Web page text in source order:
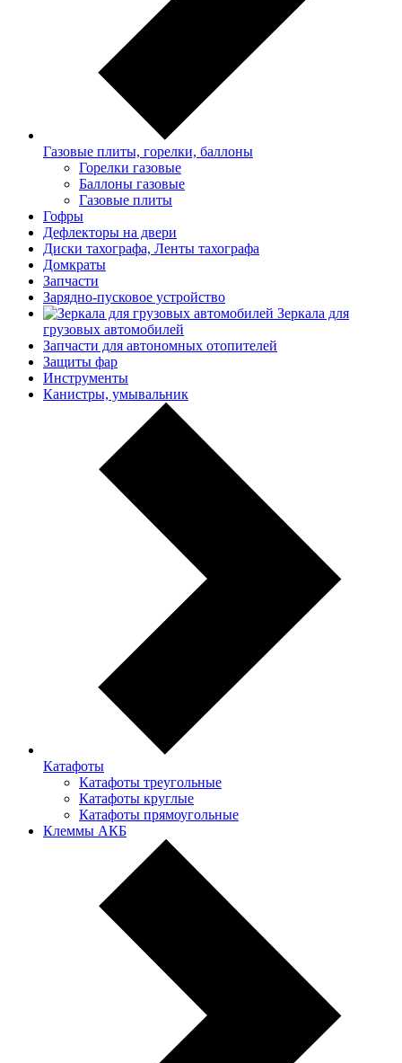
Газовые плиты, горелки, баллоны
Горелки газовые
Баллоны газовые
Газовые плиты
Гофры
Дефлекторы на двери
Диски тахографа, Ленты тахографа
Домкраты
Запчасти
Зарядно-пусковое устройство
Зеркала для
грузовых автомобилей
Запчасти для автономных отопителей
Защиты фар
Инструменты
Канистры, умывальник
Катафоты
Катафоты треугольные
Катафоты круглые
Катафоты прямоугольные
Клеммы АКБ